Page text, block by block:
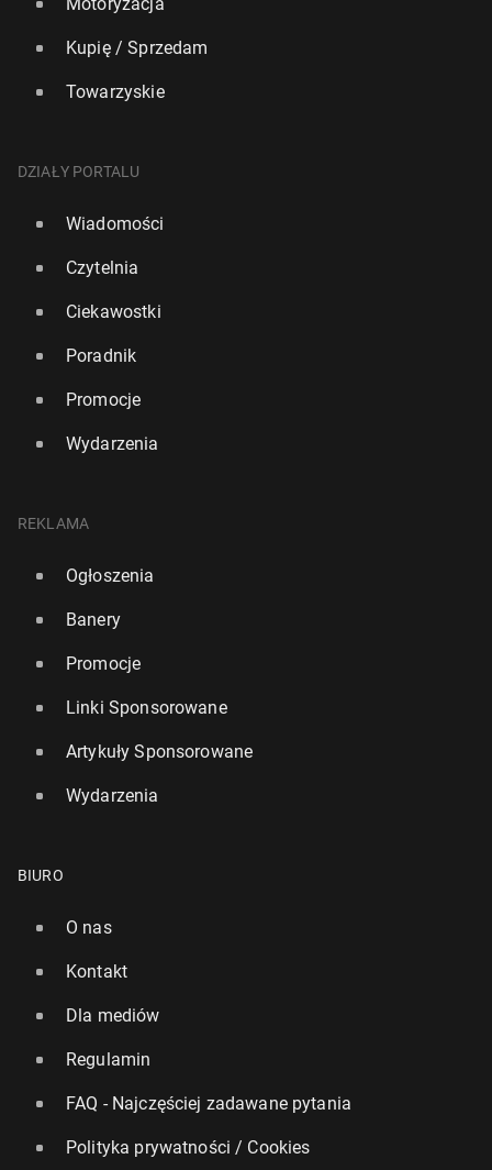
Kupię / Sprzedam
Towarzyskie
DZIAŁY PORTALU
Wiadomości
Czytelnia
Ciekawostki
Poradnik
Promocje
Wydarzenia
REKLAMA
Ogłoszenia
Banery
Promocje
Linki Sponsorowane
Artykuły Sponsorowane
Wydarzenia
BIURO
O nas
Kontakt
Dla mediów
Regulamin
FAQ - Najczęściej zadawane pytania
Polityka prywatności / Cookies